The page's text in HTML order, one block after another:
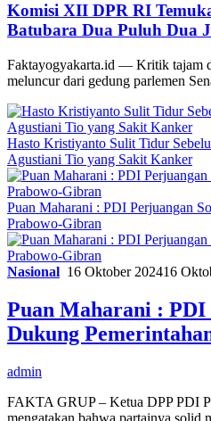
Komisi XII DPR RI
Batubara Dua Puluh Dua
Faktayogyakarta.id — Kritik tajam
meluncur dari gedung parlemen
Hasto Kristiyanto Sulit Tidur
Agustiani Tio yang Sakit Kanker
Puan Maharani : PDI Perjuangan
Prabowo-Gibran
Nasional 16 Oktober 202416
Puan Maharani : PDI
Dukung
admin
FAKTA GRUP – Ketua DPP PDI
mengatakan bahwa partainya solid